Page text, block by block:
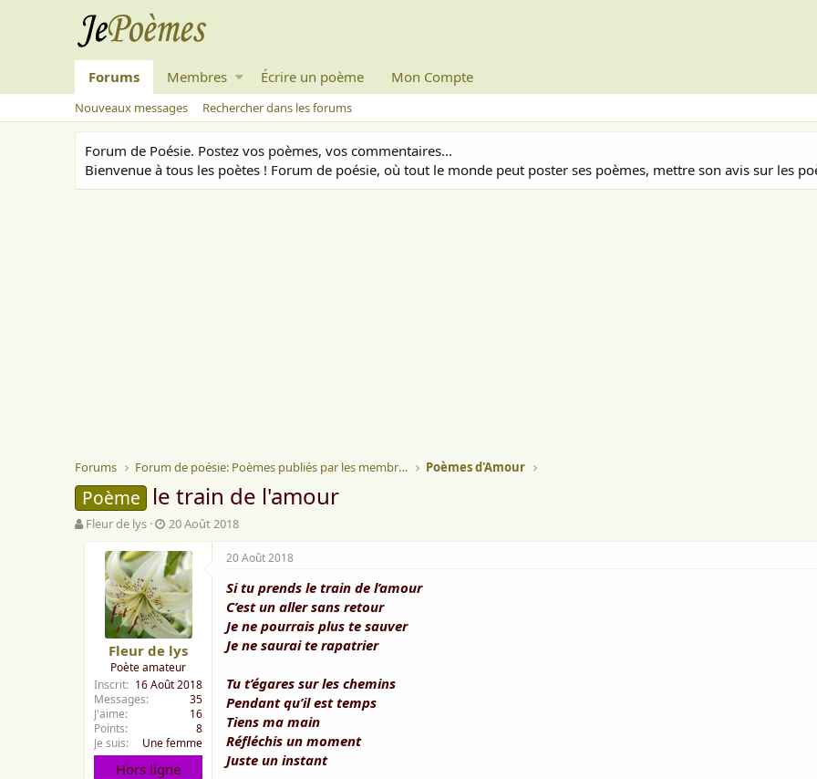
Forums Membres Écrire un poème Mon Compte
Nouveaux messages Rechercher dans les forums
Forum de Poésie. Postez vos poèmes, vos commentaires...
Bienvenue à tous les poètes ! Forum de poésie, où tout le monde peut poster ses poèmes, mettre son avis sur les
Forums Forum de poésie: Poèmes publiés par les membres Poèmes d'Amour
Poème le train de l'amour
A
u
Fleur de lys
D
a
t
e
d
e
d
é
b
u
t
20 Août 2018
Fleur de lys
Poète amateur
Inscrit
16 Août 2018
Messages
35
J'aime
16
Points
8
Je suis
Une femme
Hors ligne
20 Août 2018
Si tu prends le train de l’amour
C’est un aller sans retour
Je ne pourrais plus te sauver
Je ne saurai te rapatrier
Tu t’égares sur les chemins
Pendant qu’il est temps
Tiens ma main
Réfléchis un moment
Juste un instant